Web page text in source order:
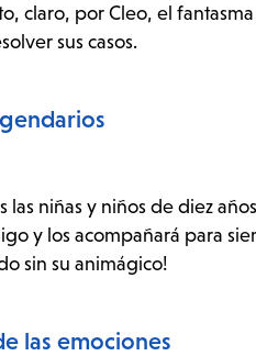
claro, por Cleo, el
sus casos.
las niñas y niños de diez
y los acompañará para
sin su animágico!
las emociones